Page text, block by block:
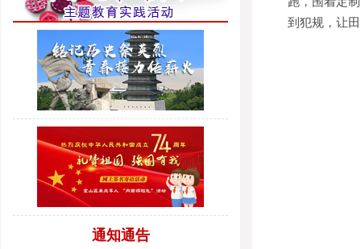
通知通告
到犯规，让